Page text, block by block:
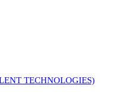
TECHNOLOGIES)